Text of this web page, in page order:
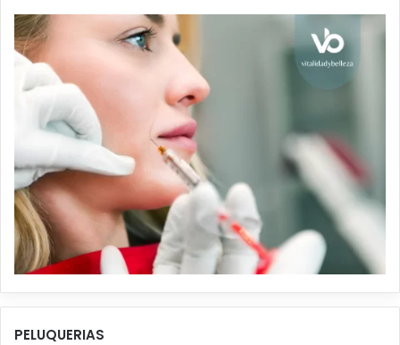
PELUQUERIAS